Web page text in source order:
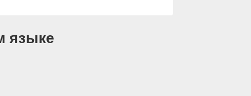
языке